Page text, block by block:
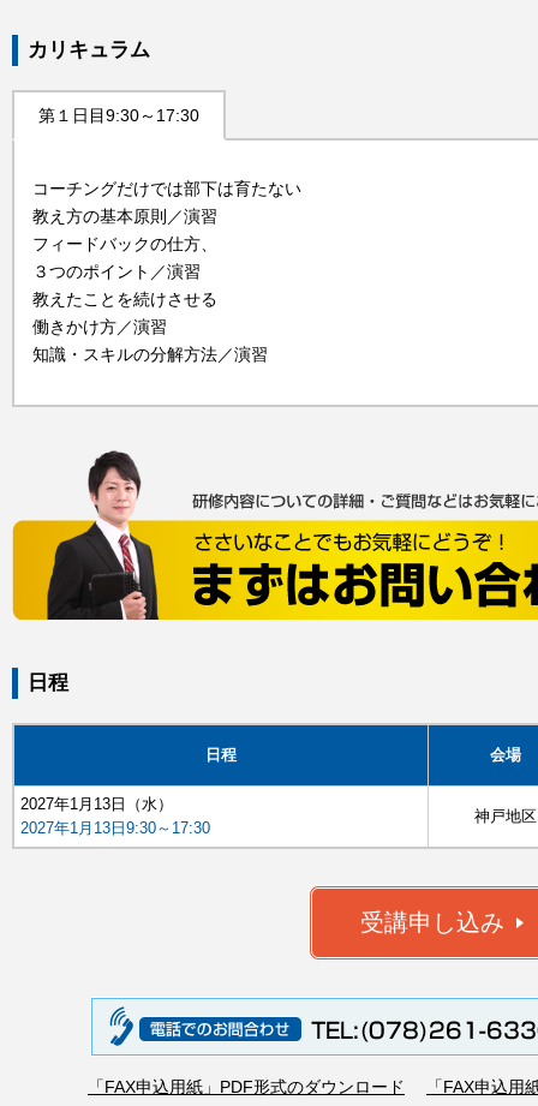
カリキュラム
第１日目9:30～17:30
コーチングだけでは部下は育たない
教え方の基本原則／演習
フィードバックの仕方、
３つのポイント／演習
教えたことを続けさせる
働きかけ方／演習
知識・スキルの分解方法／演習
日程
日程 会場
2027年1月13日（水）
2027年1月13日9:30～17:30
神戸地区
「FAX申込用紙」PDF形式のダウンロード 「FAX申込用